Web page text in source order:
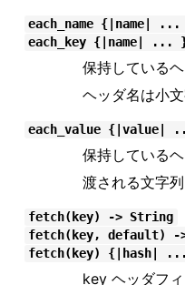
each_name {|name|
each_key {|name|
保持している
ヘッダ名は小
each_value
保持している
渡される文字
fetch(key) -> String
fetch(key, default) -
fetch(key) {|hash|
key ヘッダフィ